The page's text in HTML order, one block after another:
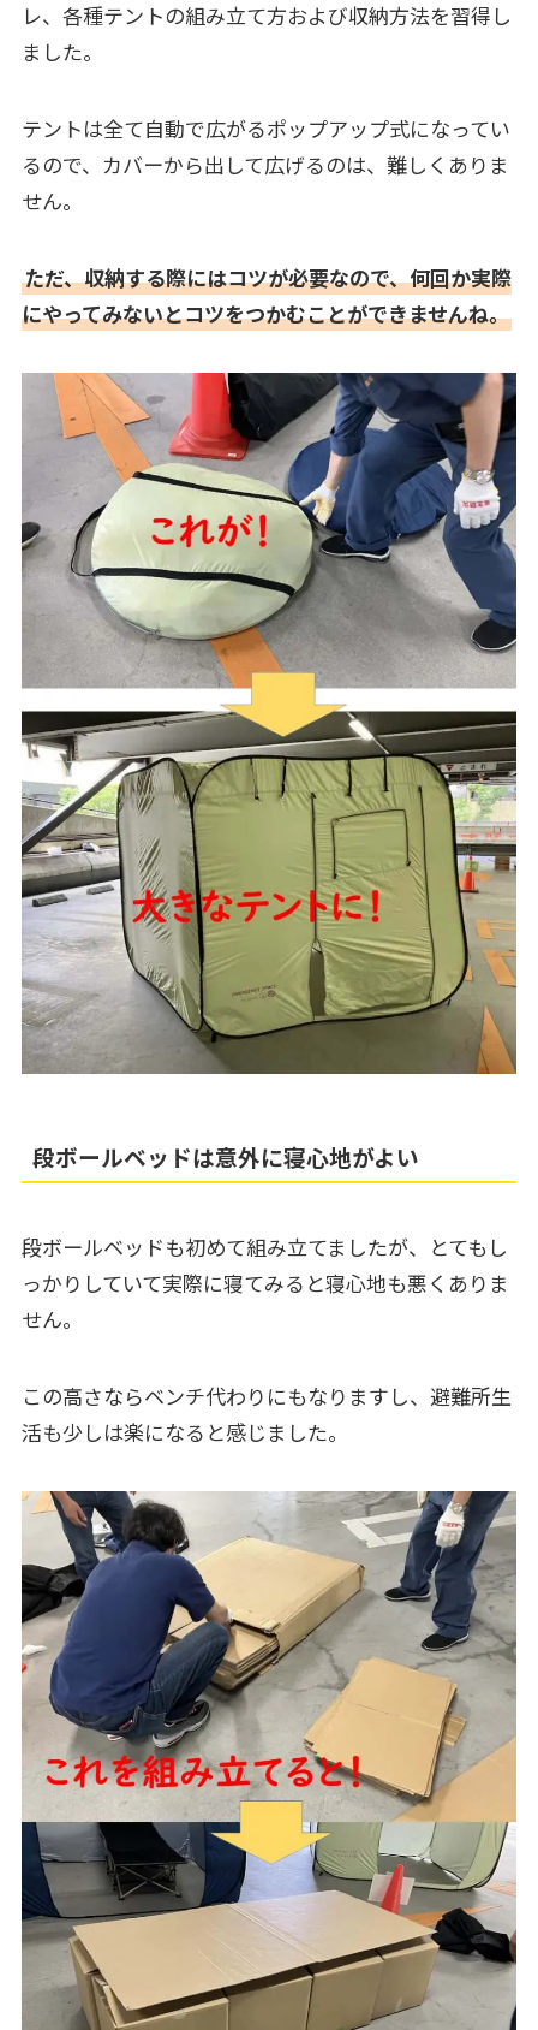
レ、各種テントの組み立て方および収納方法を習得し
ました。
テントは全て自動で広がるポップアップ式になってい
るので、カバーから出して広げるのは、難しくありま
せん。
ただ、収納する際にはコツが必要なので、何回か実際
にやってみないとコツをつかむことができませんね。
段ボールベッドは意外に寝心地がよい
段ボールベッドも初めて組み立てましたが、とてもし
っかりしていて実際に寝てみると寝心地も悪くありま
せん。
この高さならベンチ代わりにもなりますし、避難所生
活も少しは楽になると感じました。